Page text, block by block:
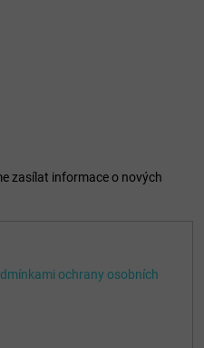
zasílat informace o nových
ochrany osobních